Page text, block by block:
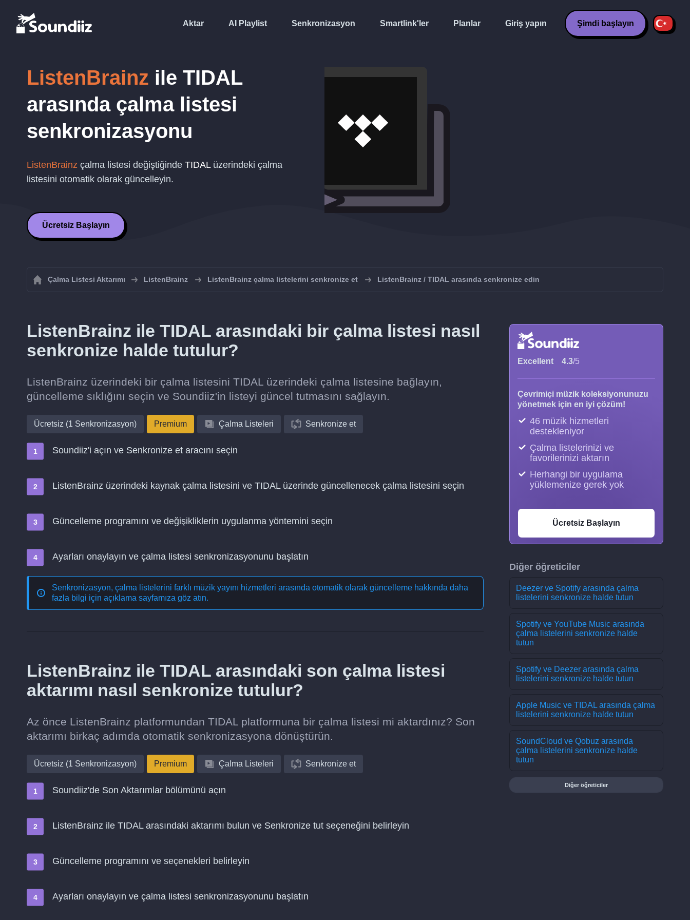
Aktar AI Playlist Senkronizasyon Smartlink'ler Planlar Giriş yapın Şimdi başlayın
ListenBrainz ile TIDAL
arasında çalma listesi
senkronizasyonu
ListenBrainz çalma listesi değiştiğinde TIDALüzerindeki çalma
listesini otomatik olarak güncelleyin.
Ücretsiz Başlayın
Çalma Listesi Aktarımı ListenBrainz ListenBrainz çalma listelerini senkronize et ListenBrainz / TIDAL arasında senkronize edin
ListenBrainz ile TIDAL arasındaki bir çalma listesi nasıl
senkronize halde tutulur?
ListenBrainz üzerindeki bir çalma listesini TIDAL üzerindeki çalma listesine bağlayın,
güncelleme sıklığını seçin ve Soundiiz'in listeyi güncel tutmasını sağlayın.
Ücretsiz (1 Senkronizasyon) Premium Çalma Listeleri Senkronize et
Soundiiz'i açın ve Senkronize et aracını seçin
ListenBrainz üzerindeki kaynak çalma listesini ve TIDAL üzerinde güncellenecek çalma listesini seçin
Güncelleme programını ve değişikliklerin uygulanma yöntemini seçin
Ayarları onaylayın ve çalma listesi senkronizasyonunu başlatın
Senkronizasyon, çalma listelerini farklı müzik yayını hizmetleri arasında otomatik olarak güncelleme hakkında daha
fazla bilgi için açıklama sayfamıza göz atın.
ListenBrainz ile TIDAL arasındaki son çalma listesi
aktarımı nasıl senkronize tutulur?
Az önce ListenBrainz platformundan TIDAL platformuna bir çalma listesi mi aktardınız? Son
aktarımı birkaç adımda otomatik senkronizasyona dönüştürün.
Ücretsiz (1 Senkronizasyon) Premium Çalma Listeleri Senkronize et
Soundiiz'de Son Aktarımlar bölümünü açın
ListenBrainz ile TIDAL arasındaki aktarımı bulun ve Senkronize tut seçeneğini belirleyin
Güncelleme programını ve seçenekleri belirleyin
Ayarları onaylayın ve çalma listesi senkronizasyonunu başlatın
Excellent 4.3/5
Çevrimiçi müzik koleksiyonunuzu
yönetmek için en iyi çözüm!
46 müzik hizmetleri
destekleniyor
Çalma listelerinizi ve
favorilerinizi aktarın
Herhangi bir uygulama
yüklemenize gerek yok
Ücretsiz Başlayın
Diğer öğreticiler
Deezer ve Spotify arasında çalma
listelerini senkronize halde tutun
Spotify ve YouTube Music arasında
çalma listelerini senkronize halde
tutun
Spotify ve Deezer arasında çalma
listelerini senkronize halde tutun
Apple Music ve TIDAL arasında çalma
listelerini senkronize halde tutun
SoundCloud ve Qobuz arasında
çalma listelerini senkronize halde
tutun
Diğer öğreticiler